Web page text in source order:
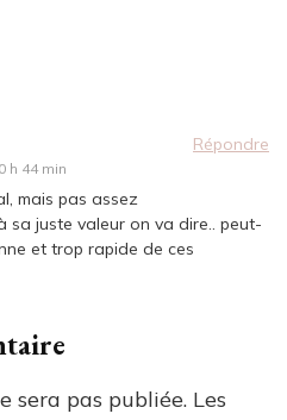
h 44 min
Répondre
mais pas assez
sa juste valeur on va dire.. peut-
et trop rapide de ces
sera pas publiée. Les